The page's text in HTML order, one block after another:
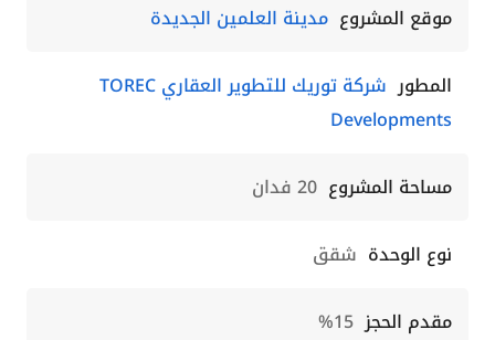
موقع المشروع مدينة العلمين الجديدة
المطور
شركة توريك للتطوير العقاري TOREC
Developments
مساحة المشروع 20 فدان
نوع الوحدة شقق
مقدم الحجز 15%